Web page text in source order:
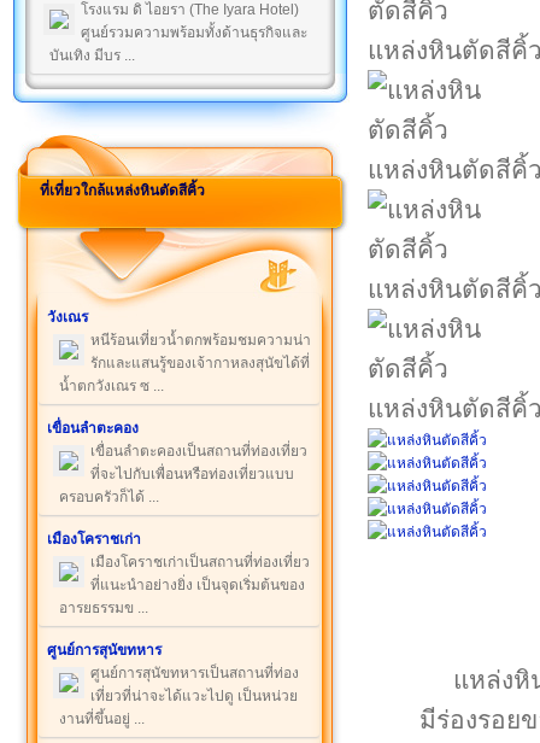
โรงแรม ดิ ไอยรา (The Iyara Hotel)
ศูนย์รวมความพร้อมทั้งด้านธุรกิจและ
บันเทิง มีบร ...
ที่เที่ยวใกล้แหล่งหินตัดสีคิ้ว
วังเณร
หนีร้อนเที่ยวน้ำตกพร้อมชมความน่า
รักและแสนรู้ของเจ้ากาหลงสุนัขได้ที่
น้ำตกวังเณร ซ ...
เขื่อนลำตะคอง
เขื่อนลำตะคองเป็นสถานที่ท่องเที่ยว
ที่จะไปกับเพื่อนหรือท่องเที่ยวแบบ
ครอบครัวก็ได้ ...
เมืองโคราชเก่า
เมืองโคราชเก่าเป็นสถานที่ท่องเที่ยว
ที่แนะนำอย่างยิ่ง เป็นจุดเริ่มต้นของ
อารยธรรมข ...
ศูนย์การสุนัขทหาร
ศูนย์การสุนัขทหารเป็นสถานที่ท่อง
เที่ยวที่น่าจะได้แวะไปดู เป็นหน่วย
งานที่ขึ้นอยู่ ...
แหล่งหินตัดสีคิ้
แหล่งหินตัดสีคิ้
แหล่งหินตัดสีคิ้
แหล่งหินตัดสีคิ้
แหล่งหิ
มีร่องรอย